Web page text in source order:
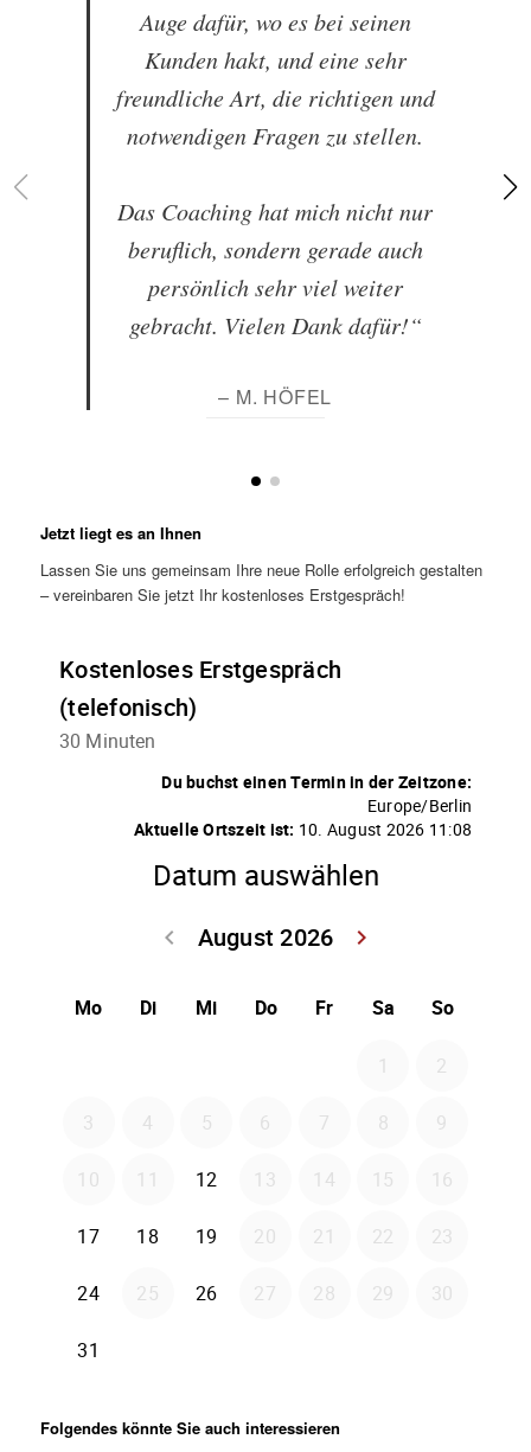
Auge dafür, wo es bei seinen
Kunden hakt, und eine sehr
freundliche Art, die richtigen und
notwendigen Fragen zu stellen.
Das Coaching hat mich nicht nur
beruflich, sondern gerade auch
persönlich sehr viel weiter
gebracht. Vielen Dank dafür!“
– M. HÖFEL
Jetzt liegt es an Ihnen
Lassen Sie uns gemeinsam Ihre neue Rolle erfolgreich gestalten
– vereinbaren Sie jetzt Ihr kostenloses Erstgespräch!
Folgendes könnte Sie auch interessieren